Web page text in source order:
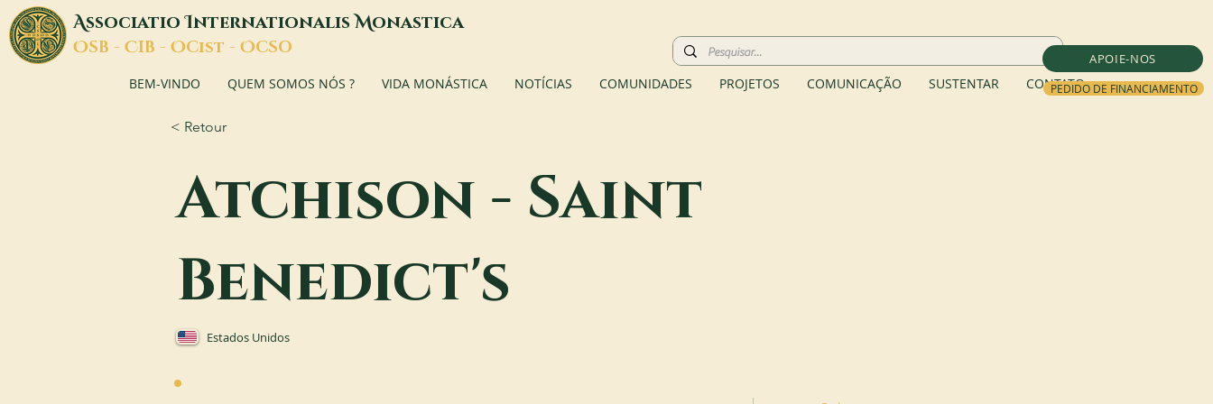
APOIE-NOS
PEDIDO DE FINANCIAMENTO
AssociatioInternationalisMonastica
OSB - CIB - OCist - OCSO
BEM-VINDO QUEM SOMOS NÓS ? VIDA MONÁSTICA NOTÍCIAS COMUNIDADES PROJETOS COMUNICAÇÃO SUSTENTAR CONTATO
< Retour
Atchison - Saint
Benedict's
Estados Unidos